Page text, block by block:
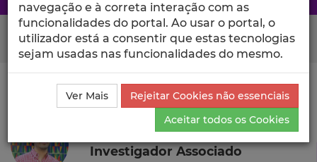
Search Button
Ciência_Iscte Autores Jaime Lourenço Currículo
Jaime Lourenço
Investigador Associado
navegação e à correta interação com as
funcionalidades do portal. Ao usar o portal, o
utilizador está a consentir que estas tecnologias
sejam usadas nas funcionalidades do mesmo.
Ver Mais
Rejeitar Cookies não essenciais
Aceitar todos os Cookies